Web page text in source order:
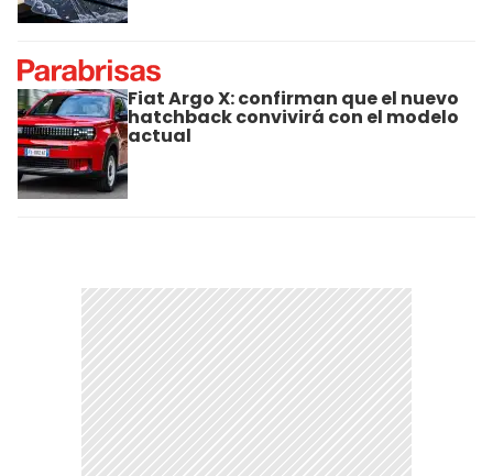
Fiat Argo X: confirman que el nuevo
hatchback convivirá con el modelo
actual